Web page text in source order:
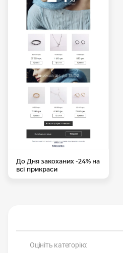
До Дня закоханих -24% на
всі прикраси
Оцініть категорію: